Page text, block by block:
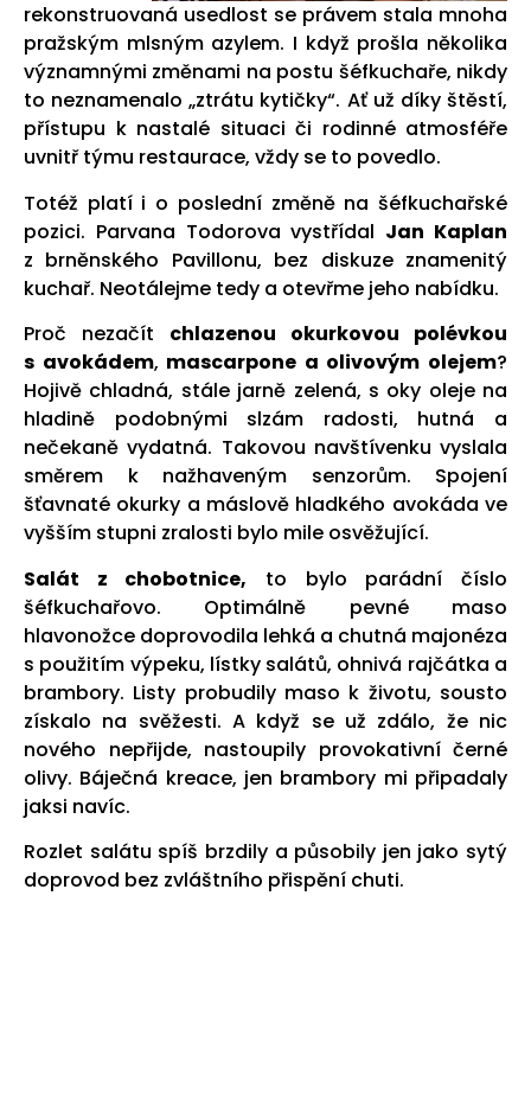
rekonstruovaná usedlost se právem stala mnoha
pražským mlsným azylem. I když prošla několika
významnými změnami na postu šéfkuchaře, nikdy
to neznamenalo „ztrátu kytičky“. Ať už díky štěstí,
přístupu k nastalé situaci či rodinné atmosféře
uvnitř týmu restaurace, vždy se to povedlo.
Totéž platí i o poslední změně na šéfkuchařské
pozici. Parvana Todorova vystřídal Jan Kaplan
z brněnského Pavillonu, bez diskuze znamenitý
kuchař. Neotálejme tedy a otevřme jeho nabídku.
Proč nezačít chlazenou okurkovou polévkou
s avokádem, mascarpone a olivovým olejem?
Hojivě chladná, stále jarně zelená, s oky oleje na
hladině podobnými slzám radosti, hutná a
nečekaně vydatná. Takovou navštívenku vyslala
směrem k nažhaveným senzorům. Spojení
šťavnaté okurky a máslově hladkého avokáda ve
vyšším stupni zralosti bylo mile osvěžující.
Salát z chobotnice, to bylo parádní číslo
šéfkuchařovo. Optimálně pevné maso
hlavonožce doprovodila lehká a chutná majonéza
s použitím výpeku, lístky salátů, ohnivá rajčátka a
brambory. Listy probudily maso k životu, sousto
získalo na svěžesti. A když se už zdálo, že nic
nového nepřijde, nastoupily provokativní černé
olivy. Báječná kreace, jen brambory mi připadaly
jaksi navíc.
Rozlet salátu spíš brzdily a působily jen jako sytý
doprovod bez zvláštního přispění chuti.